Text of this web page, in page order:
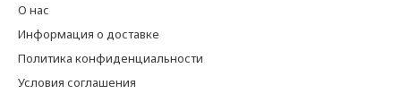
О нас
Информация о доставке
Политика конфиденциальности
Условия соглашения